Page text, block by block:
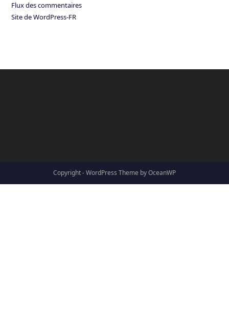
Flux des commentaires
Site de WordPress-FR
Copyright - WordPress Theme by OceanWP